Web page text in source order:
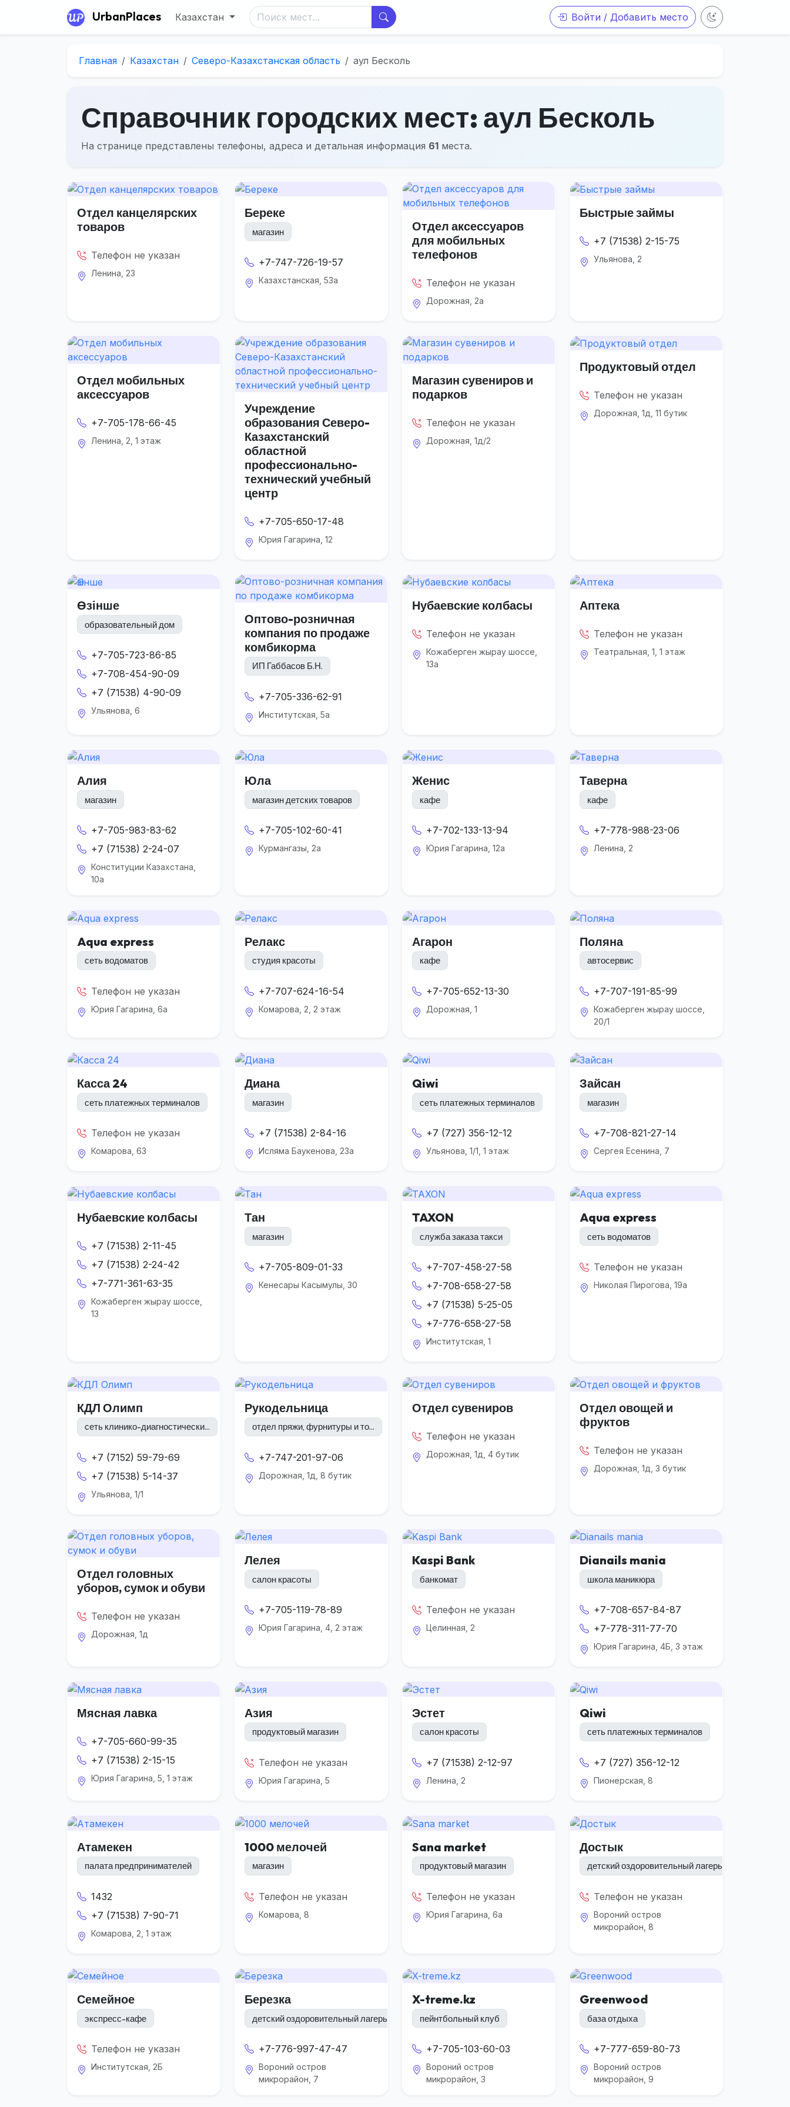
UrbanPlaces Казахстан Войти / Добавить место
Главная Казахстан Северо-Казахстанская область аул Бесколь
Справочник городских мест: аул Бесколь
На странице представлены телефоны, адреса и детальная информация 61 места.
Отдел канцелярских
товаров
Телефон не указан
Ленина, 23
Береке
магазин
+7-747-726-19-57
Казахстанская, 53а
Отдел аксессуаров
для мобильных
телефонов
Телефон не указан
Дорожная, 2а
Быстрые займы
+7 (71538) 2-15-75
Ульянова, 2
Отдел мобильных
аксессуаров
+7-705-178-66-45
Ленина, 2, 1 этаж
Учреждение
образования Северо-
Казахстанский
областной
профессионально-
технический учебный
центр
+7-705-650-17-48
Юрия Гагарина, 12
Магазин сувениров и
подарков
Телефон не указан
Дорожная, 1д/2
Продуктовый отдел
Телефон не указан
Дорожная, 1д, 11 бутик
Өзінше
образовательный дом
+7-705-723-86-85
+7-708-454-90-09
+7 (71538) 4-90-09
Ульянова, 6
Оптово-розничная
компания по продаже
комбикорма
ИП Габбасов Б.Н.
+7-705-336-62-91
Институтская, 5а
Нубаевские колбасы
Телефон не указан
Кожаберген жырау шоссе,
13а
Аптека
Телефон не указан
Театральная, 1, 1 этаж
Алия
магазин
+7-705-983-83-62
+7 (71538) 2-24-07
Конституции Казахстана,
10а
Юла
магазин детских товаров
+7-705-102-60-41
Курмангазы, 2а
Женис
кафе
+7-702-133-13-94
Юрия Гагарина, 12а
Таверна
кафе
+7-778-988-23-06
Ленина, 2
Aqua express
сеть водоматов
Телефон не указан
Юрия Гагарина, 6а
Релакс
студия красоты
+7-707-624-16-54
Комарова, 2, 2 этаж
Агарон
кафе
+7-705-652-13-30
Дорожная, 1
Поляна
автосервис
+7-707-191-85-99
Кожаберген жырау шоссе,
20/1
Касса 24
сеть платежных терминалов
Телефон не указан
Комарова, 63
Диана
магазин
+7 (71538) 2-84-16
Исляма Баукенова, 23а
Qiwi
сеть платежных терминалов
+7 (727) 356-12-12
Ульянова, 1/1, 1 этаж
Зайсан
магазин
+7-708-821-27-14
Сергея Есенина, 7
Нубаевские колбасы
+7 (71538) 2-11-45
+7 (71538) 2-24-42
+7-771-361-63-35
Кожаберген жырау шоссе,
13
Тан
магазин
+7-705-809-01-33
Кенесары Касымулы, 30
TAXON
служба заказа такси
+7-707-458-27-58
+7-708-658-27-58
+7 (71538) 5-25-05
+7-776-658-27-58
Институтская, 1
Aqua express
сеть водоматов
Телефон не указан
Николая Пирогова, 19а
КДЛ Олимп
сеть клинико-диагностически...
+7 (7152) 59-79-69
+7 (71538) 5-14-37
Ульянова, 1/1
Рукодельница
отдел пряжи, фурнитуры и то...
+7-747-201-97-06
Дорожная, 1д, 8 бутик
Отдел сувениров
Телефон не указан
Дорожная, 1д, 4 бутик
Отдел овощей и
фруктов
Телефон не указан
Дорожная, 1д, 3 бутик
Отдел головных
уборов, сумок и обуви
Телефон не указан
Дорожная, 1д
Лелея
салон красоты
+7-705-119-78-89
Юрия Гагарина, 4, 2 этаж
Kaspi Bank
банкомат
Телефон не указан
Целинная, 2
Dianails mania
школа маникюра
+7-708-657-84-87
+7-778-311-77-70
Юрия Гагарина, 4Б, 3 этаж
Мясная лавка
+7-705-660-99-35
+7 (71538) 2-15-15
Юрия Гагарина, 5, 1 этаж
Азия
продуктовый магазин
Телефон не указан
Юрия Гагарина, 5
Эстет
салон красоты
+7 (71538) 2-12-97
Ленина, 2
Qiwi
сеть платежных терминалов
+7 (727) 356-12-12
Пионерская, 8
Атамекен
палата предпринимателей
1432
+7 (71538) 7-90-71
Комарова, 2, 1 этаж
1000 мелочей
магазин
Телефон не указан
Комарова, 8
Sana market
продуктовый магазин
Телефон не указан
Юрия Гагарина, 6а
Достык
детский оздоровительный лагерь
Телефон не указан
Вороний остров
микрорайон, 8
Семейное
экспресс-кафе
Телефон не указан
Институтская, 2Б
Березка
детский оздоровительный лагерь
+7-776-997-47-47
Вороний остров
микрорайон, 7
X-treme.kz
пейнтбольный клуб
+7-705-103-60-03
Вороний остров
микрорайон, 3
Greenwood
база отдыха
+7-777-659-80-73
Вороний остров
микрорайон, 9